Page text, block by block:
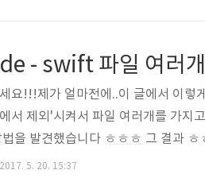
- swift 파일 여러
요!!!제가 얼마전에..이 글에서 이렇
서 제외'시켜서 파일 여러개를 가지
법을 발견했습니다 ㅎㅎㅎ 그 결과
문제를 다 풀고, 다른문제를 새로운
2017. 5. 20. 15:37